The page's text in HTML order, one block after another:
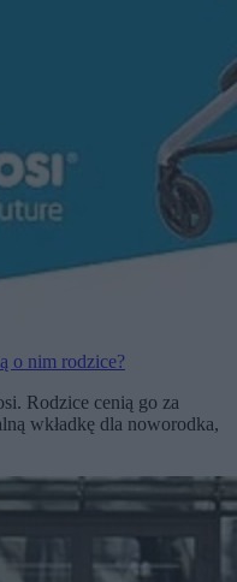
o nim rodzice?
Rodzice cenią go za
wkładkę dla noworodka,